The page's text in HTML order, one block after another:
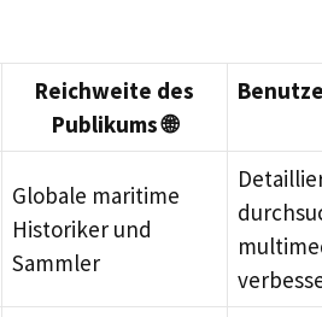
Reichweite des
Publikums 🌐
Globale maritime
Historiker und
Sammler